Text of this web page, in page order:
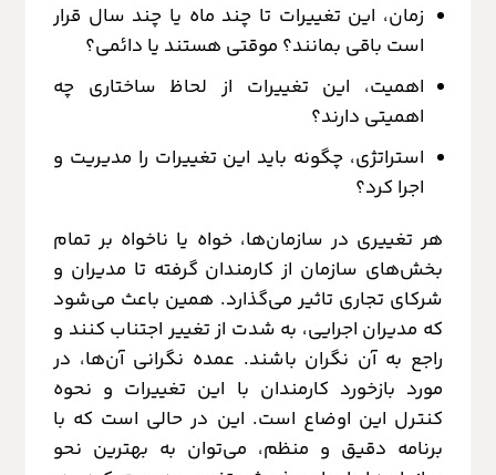
زمان، این تغییرات تا چند ماه یا چند سال قرار
است باقی بمانند؟ موقتی هستند یا دائمی؟
اهمیت، این تغییرات از لحاظ ساختاری چه
اهمیتی دارند؟
استراتژی، چگونه باید این تغییرات را مدیریت و
اجرا کرد؟
هر تغییری در سازمان‌ها، خواه یا ناخواه بر تمام
بخش‌های سازمان از کارمندان گرفته تا مدیران و
شرکای تجاری تاثیر می‌گذارد. همین باعث می‌شود
که مدیران اجرایی، به شدت از تغییر اجتناب کنند و
راجع به آن نگران باشند. عمده نگرانی آن‌ها، در
مورد بازخورد کارمندان با این تغییرات و نحوه
کنترل این اوضاع است. این در حالی است که با
برنامه دقیق و منظم، می‌توان به بهترین نحو